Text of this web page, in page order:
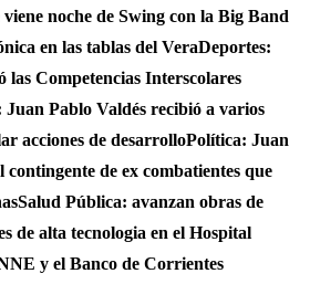
noche de Swing con la Big Band
en las tablas del VeraDeportes:
las Competencias Interscolares
Juan Pablo Valdés recibió a varios
acciones de desarrolloPolítica: Juan
contingente de ex combatientes que
Salud Pública: avanzan obras de
de alta tecnologia en el Hospital
y el Banco de Corrientes